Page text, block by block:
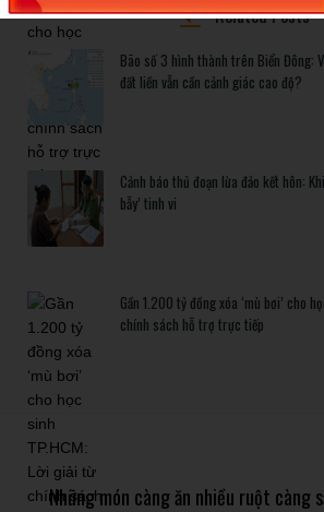
Related Posts
Bão số 3 hình thành trên Biển Đông:
đất liền vẫn cần cảnh giác cao độ?
Cảnh báo thủ đoạn lừa đảo kết hôn:
bẫy’ tinh vi
Gần 1.200 tỷ đồng xóa ‘mù bơi’ cho
chính sách hỗ trợ trực tiếp
Những món càng ăn nhiều ruột càng